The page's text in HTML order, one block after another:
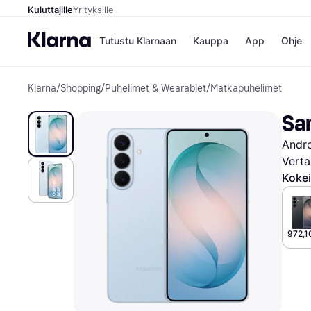
KuluttajilleYrityksille
Tutustu Klarnaan Kauppa
Kaupat
Gigantti
H&M
Peten
Wolt
App Ohje
Klarna/Shopping/Puhelimet & Wearablet/Matkapuhelimet